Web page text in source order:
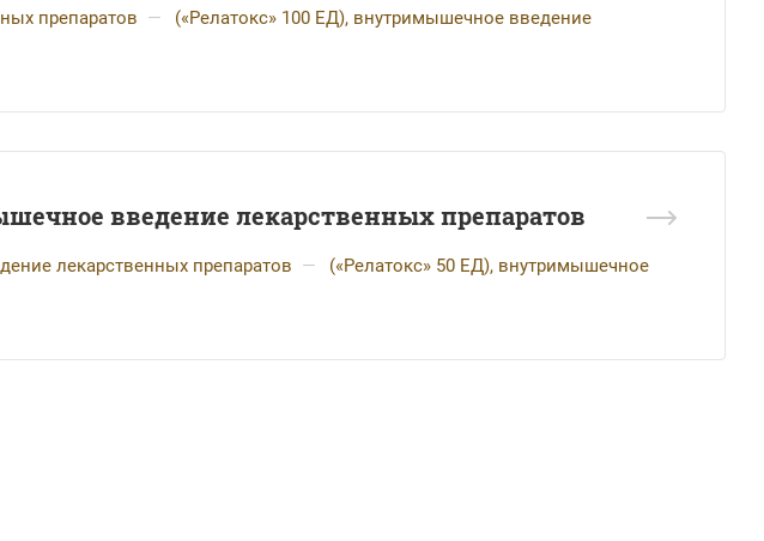
препаратов —
(«Релатокс» 100 ЕД), внутримышечное введение
введение лекарственных препаратов
лекарственных препаратов —
(«Релатокс» 50 ЕД), внутримышечное